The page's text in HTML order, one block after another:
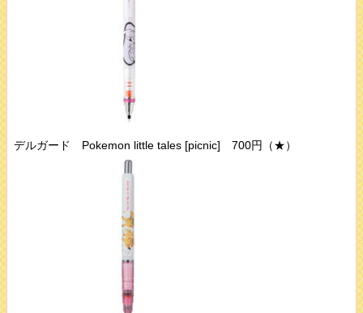
デルガード Pokemon little tales [picnic] 700円（★）